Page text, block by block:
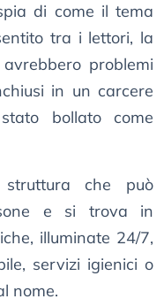
di come il tema
tra i lettori, la
problemi
in un carcere
bollato come
che può
e si trova in
illuminate 24/7,
servizi igienici o
nome.